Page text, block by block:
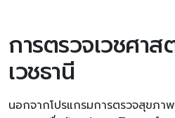
การตรวจเวชศา
เวชธานี
นอกจากโปรแกรมการตรวจสุขภาพ